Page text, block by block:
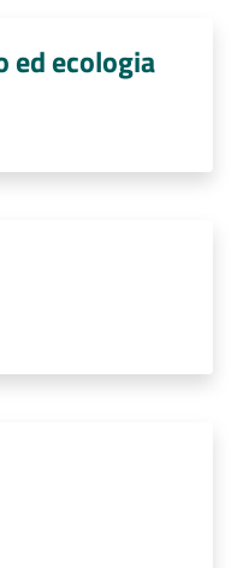
ed ecologia